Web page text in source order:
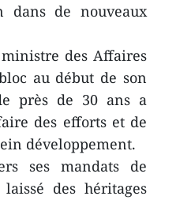
dans de nouveaux
des Affaires
au début de son
près de 30 ans a
des efforts et de
développement.
ses mandats de
des héritages